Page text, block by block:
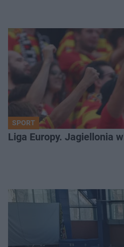
SPORT
Liga Europy. Jagiellonia